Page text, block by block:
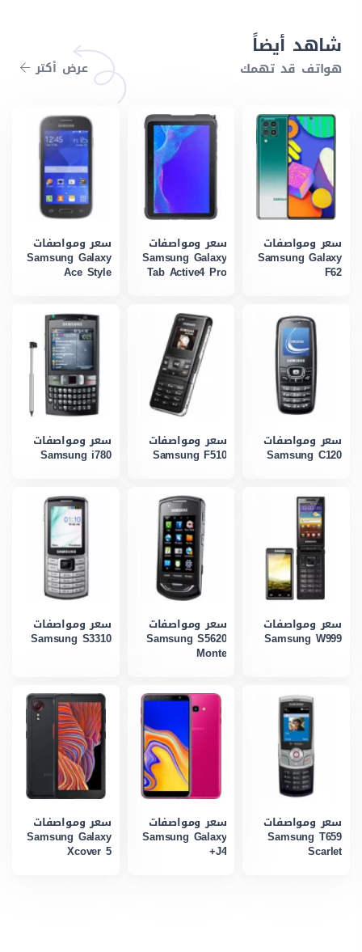
شاهد أيضاً
هواتف قد تهمك عرض أكتر
سعر ومواصفات
Samsung Galaxy
F62
سعر ومواصفات
Samsung Galaxy
Tab Active4 Pro
سعر ومواصفات
Samsung Galaxy
Ace Style
سعر ومواصفات
Samsung C120
سعر ومواصفات
Samsung F510
سعر ومواصفات
Samsung i780
سعر ومواصفات
Samsung W999
سعر ومواصفات
Samsung S5620
Monte
سعر ومواصفات
Samsung S3310
سعر ومواصفات
Samsung T659
Scarlet
سعر ومواصفات
Samsung Galaxy
J4+
سعر ومواصفات
Samsung Galaxy
Xcover 5